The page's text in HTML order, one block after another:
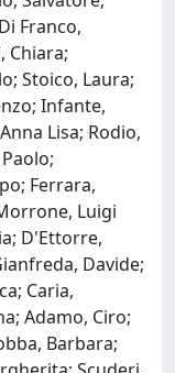
Franco,
Chiara;
Stoico, Laura;
Infante,
Lisa; Rodio,
Ferrara,
Luigi
D'Ettorre,
Davide;
Caria,
Adamo, Ciro;
Barbara;